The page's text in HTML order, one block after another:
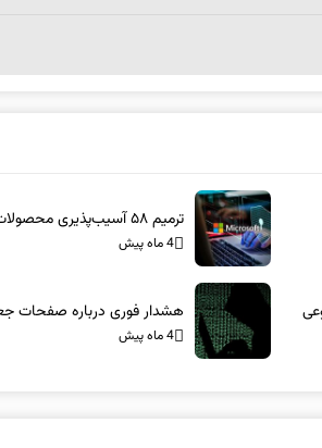
ترمیم ۵۸ آسیب‌پذیری محصولات مایکروسافت آغاز شد
4 ماه پیش
هشدار فوری درباره صفحات
4 ماه پیش